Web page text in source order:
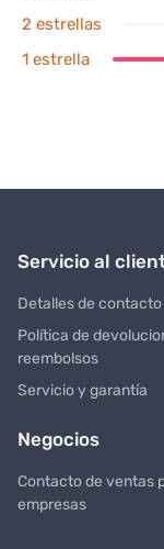
2 estrellas
1 estrella
Servicio al
Detalles de contacto
Política de
reembolsos
Servicio y garantía
Negocios
Contacto de ventas
empresas